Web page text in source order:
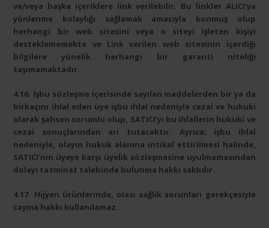
ve/veya başka içeriklere link verilebilir. Bu linkler ALICI’ya
yönlenme kolaylığı sağlamak amacıyla konmuş olup
herhangi bir web sitesini veya o siteyi işleten kişiyi
desteklememekte ve Link verilen web sitesinin içerdiği
bilgilere yönelik herhangi bir garanti niteliği
taşımamaktadır.
4.16. İşbu sözleşme içerisinde sayılan maddelerden bir ya da
birkaçını ihlal eden üye işbu ihlal nedeniyle cezai ve hukuki
olarak şahsen sorumlu olup, SATICI’yı bu ihlallerin hukuki ve
cezai sonuçlarından ari tutacaktır. Ayrıca; işbu ihlal
nedeniyle, olayın hukuk alanına intikal ettirilmesi halinde,
SATICI’nın üyeye karşı üyelik sözleşmesine uyulmamasından
dolayı tazminat talebinde bulunma hakkı saklıdır.
4.17. Hijyen ürünlerinde, olası sağlık sorunları gerekçesiyle
cayma hakkı kullanılamaz.